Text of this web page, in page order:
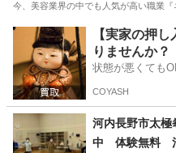
今、美容業界の中でも人気が高い職業
大阪 大阪市 ネイル
【実家の押
りませんか？
状態が悪くても
COYASH
河内長野市太
中 体験無料